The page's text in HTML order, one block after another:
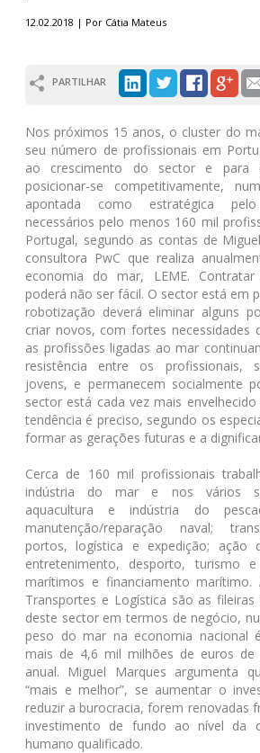
12.02.2018 | Por Cátia Mateus
PARTILHAR
Nos próximos 15 anos, o cluster do
seu número de profissionais em
ao crescimento do sector e para
posicionar-se competitivamente,
apontada como estratégica
necessários pelo menos 160 mil
Portugal, segundo as contas de
consultora PwC que realiza
economia do mar, LEME. Contratar
poderá não ser fácil. O sector está em
robotização deverá eliminar alguns
criar novos, com fortes necessidades
as profissões ligadas ao mar
resistência entre os profissionais,
jovens, e permanecem socialmente
sector está cada vez mais
tendência é preciso, segundo os
formar as gerações futuras e a
Cerca de 160 mil profissionais
indústria do mar e nos vários
aquacultura e indústria do
manutenção/reparação naval;
portos, logística e expedição; ação
entretenimento, desporto, turismo
marítimos e financiamento marítimo.
Transportes e Logística são as
deste sector em termos de negócio,
peso do mar na economia nacional
mais de 4,6 mil milhões de euros de
anual. Miguel Marques argumenta
“mais e melhor”, se aumentar o
reduzir a burocracia, forem renovadas
investimento de fundo ao nível da
humano qualificado.